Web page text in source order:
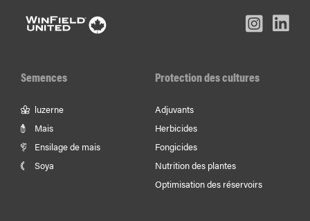
FacebookYoutube
Semences
luzerne
Mais
Ensilage de mais
Soya
Protection des cultures
Adjuvants
Herbicides
Fongicides
Nutrition des plantes
Optimisation des réservoirs